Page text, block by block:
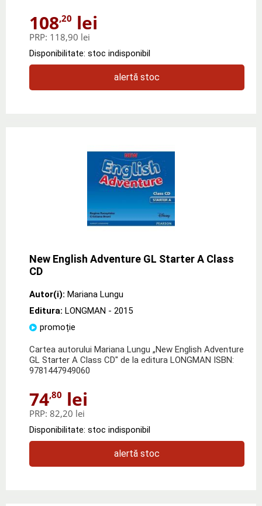
108,20 lei
PRP: 118,90 lei
Disponibilitate: stoc indisponibil
alertă stoc
New English Adventure GL Starter A Class
CD
Autor(i): Mariana Lungu
Editura: LONGMAN - 2015
promoție
Cartea autorului Mariana Lungu „New English Adventure
GL Starter A Class CD" de la editura LONGMAN ISBN:
9781447949060
74,80 lei
PRP: 82,20 lei
Disponibilitate: stoc indisponibil
alertă stoc